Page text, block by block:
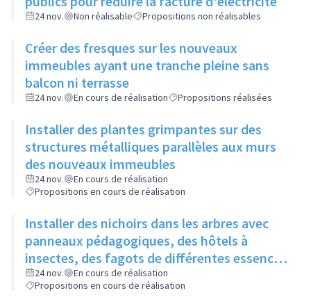
24 nov. Non réalisable Propositions non réalisables
Créer des fresques sur les nouveaux
immeubles ayant une tranche pleine sans
balcon ni terrasse
24 nov. En cours de réalisation Propositions réalisées
Installer des plantes grimpantes sur des
structures métalliques parallèles aux murs
des nouveaux immeubles
24 nov.
En cours de réalisation
Propositions en cours de réalisation
Installer des nichoirs dans les arbres avec
panneaux pédagogiques, des hôtels à
insectes, des fagots de différentes essences
pour stimuler la biodiversité sur la place du
Château à la Roue
24 nov.
En cours de réalisation
Propositions en cours de réalisation